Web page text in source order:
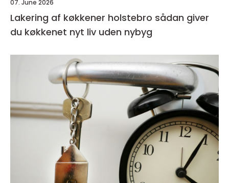
07. June 2026
Lakering af køkkener holstebro sådan giver
du køkkenet nyt liv uden nybyg